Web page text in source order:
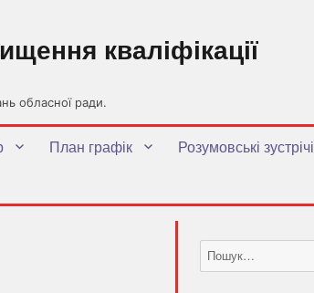
обласної ради.
кваліфікації
План графік Розумовські зустрічі
Пошук
за